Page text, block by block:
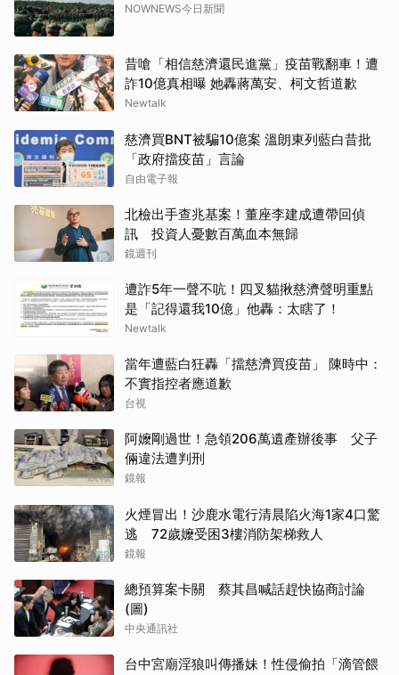
NOWNEWS今日新聞
昔嗆「相信慈濟還民進黨」疫苗戰翻車！遭
詐10億真相曝 她轟蔣萬安、柯文哲道歉
Newtalk
慈濟買BNT被騙10億案 溫朗東列藍白昔批
「政府擋疫苗」言論
自由電子報
北檢出手查兆基案！董座李建成遭帶回偵
訊 投資人憂數百萬血本無歸
鏡週刊
遭詐5年一聲不吭！四叉貓揪慈濟聲明重點
是「記得還我10億」他轟：太瞎了！
Newtalk
當年遭藍白狂轟「擋慈濟買疫苗」 陳時中：
不實指控者應道歉
台視
阿嬤剛過世！急領206萬遺產辦後事 父子
倆違法遭判刑
鏡報
火煙冒出！沙鹿水電行清晨陷火海1家4口驚
逃 72歲嬤受困3樓消防架梯救人
鏡報
總預算案卡關 蔡其昌喊話趕快協商討論
(圖)
中央通訊社
台中宮廟淫狼叫傳播妹！性侵偷拍「滴管餵